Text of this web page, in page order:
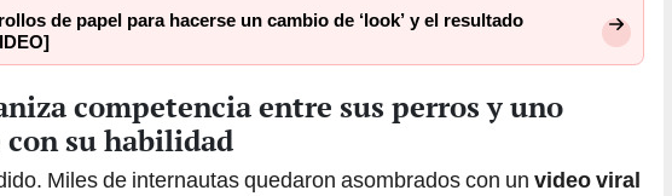
de papel para hacerse un cambio de ‘look’ y el resultado
competencia entre sus perros y uno
su habilidad
Miles de internautas quedaron asombrados con un video viral